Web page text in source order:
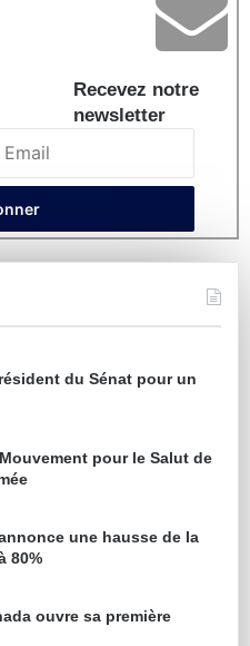
Recevez notre
newsletter
du Sénat pour un
pour le Salut de
une hausse de la
80%
ouvre sa première